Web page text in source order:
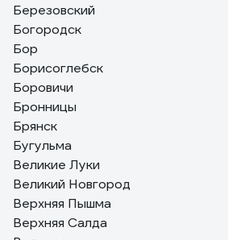
Березовский
Богородск
Бор
Борисоглебск
Боровичи
Бронницы
Брянск
Бугульма
Великие Луки
Великий Новгород
Верхняя Пышма
Верхняя Салда